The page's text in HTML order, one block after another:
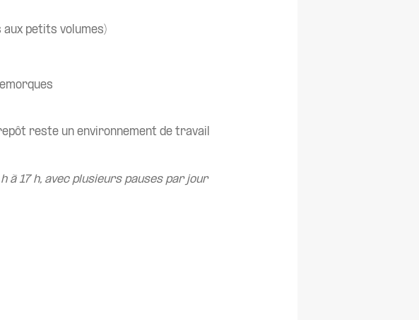
aux petits volumes)
reste un environnement de travail
à 17 h, avec plusieurs pauses par jour